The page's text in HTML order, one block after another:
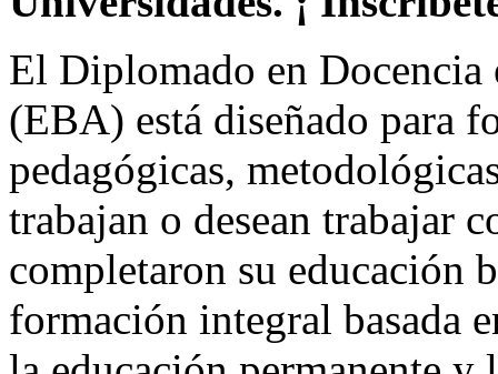
El Diplomado en
(EBA) está diseñado para
pedagógicas,
trabajan o desean trabajar
completaron su educación
formación integral basada